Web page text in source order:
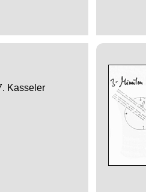
Kasseler